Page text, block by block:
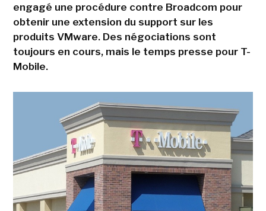
engagé une procédure contre Broadcom pour
obtenir une extension du support sur les
produits VMware. Des négociations sont
toujours en cours, mais le temps presse pour T-
Mobile.